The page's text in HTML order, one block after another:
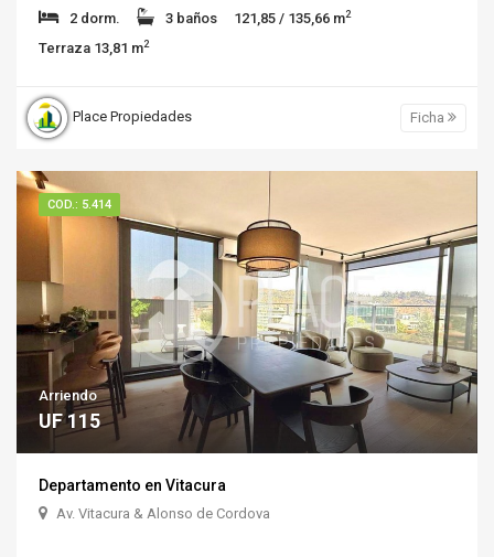
2 dorm. 3 baños 121,85 / 135,66 m2
Terraza 13,81 m2
Place Propiedades Ficha
COD.: 5.414
Arriendo
UF 115
Departamento en Vitacura
Av. Vitacura & Alonso de Cordova